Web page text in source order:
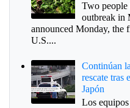
Two people
outbreak in
announced Monday, the
U.S....
Continúan
rescate tras
Japón
Los